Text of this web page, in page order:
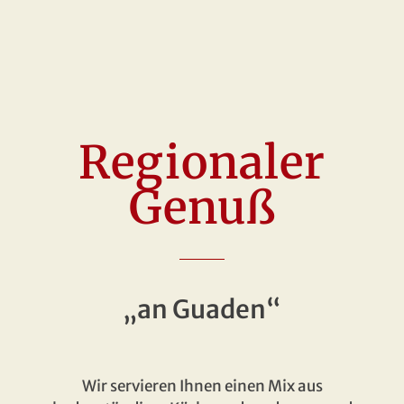
Regionaler
Genuß
„an Guaden“
Wir servieren Ihnen einen Mix aus